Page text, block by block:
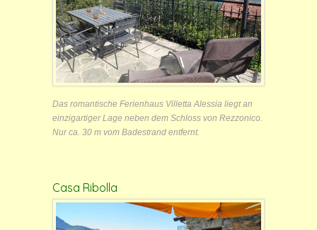
Das romantische Ferienhaus Villetta Alessia liegt an
einzigartiger Lage neben dem Schloss von Rezzonico.
Nur ca. 30 m vom Badestrand entfernt.
Casa Ribolla